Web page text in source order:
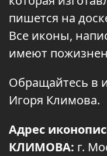
пишется на
Все иконы,
имеют
Обращайтесь в
Игоря Климова.
Адрес
КЛИМОВА: г.